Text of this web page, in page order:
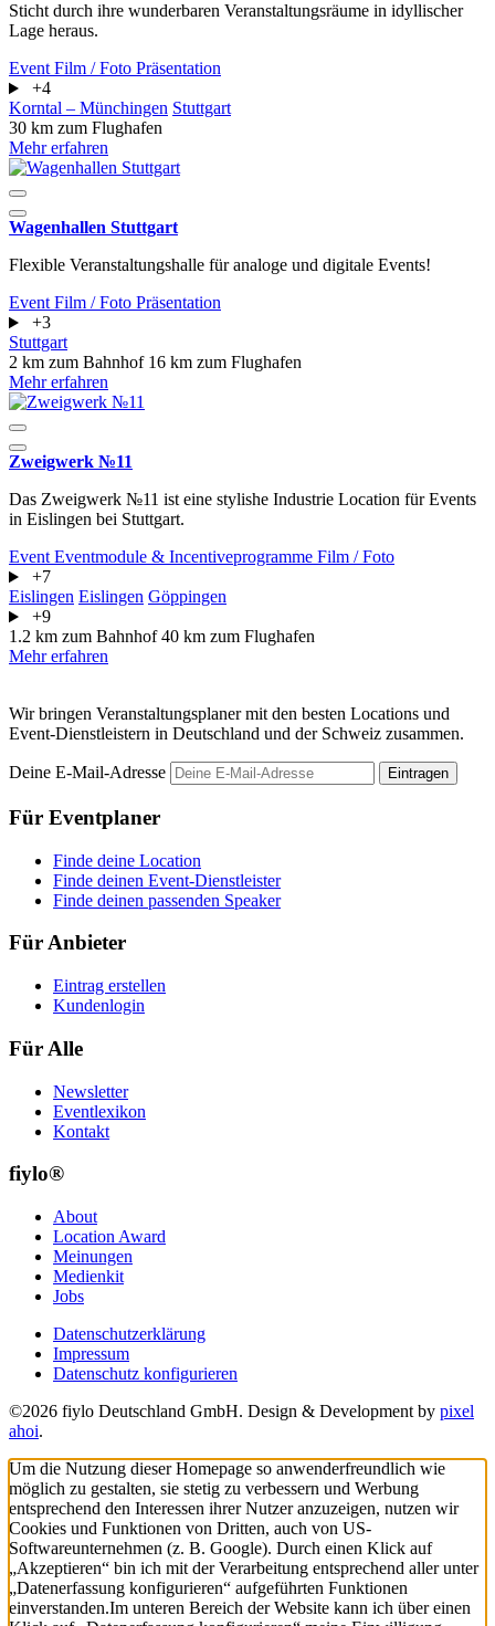
Sticht durch ihre wunderbaren Veranstaltungsräume in idyllischer
Lage heraus.
Event Film / Foto Präsentation
+4
Korntal – Münchingen Stuttgart
30 km zum Flughafen
Mehr erfahren
Wagenhallen Stuttgart
Flexible Veranstaltungshalle für analoge und digitale Events!
Event Film / Foto Präsentation
+3
Stuttgart
2 km zum Bahnhof 16 km zum Flughafen
Mehr erfahren
Zweigwerk №11
Das Zweigwerk №11 ist eine stylishe Industrie Location für Events
in Eislingen bei Stuttgart.
Event Eventmodule & Incentiveprogramme Film / Foto
+7
Eislingen Eislingen Göppingen
+9
1.2 km zum Bahnhof40 km zum Flughafen
Mehr erfahren
Wir bringen Veranstaltungsplaner mit den besten Locations und
Event-Dienstleistern in Deutschland und der Schweiz zusammen.
Deine E-Mail-Adresse Eintragen
Für Eventplaner
Finde deine Location
Finde deinen Event-Dienstleister
Finde deinen passenden Speaker
Für Anbieter
Eintrag erstellen
Kundenlogin
Für Alle
Newsletter
Eventlexikon
Kontakt
fiylo®
About
Location Award
Meinungen
Medienkit
Jobs
Datenschutzerklärung
Impressum
Datenschutz konfigurieren
©2026 fiylo Deutschland GmbH. Design & Development by pixel
ahoi.
Um die Nutzung dieser Homepage so anwenderfreundlich wie
möglich zu gestalten, sie stetig zu verbessern und Werbung
entsprechend den Interessen ihrer Nutzer anzuzeigen, nutzen wir
Cookies und Funktionen von Dritten, auch von US-
Softwareunternehmen (z. B. Google). Durch einen Klick auf
„Akzeptieren“ bin ich mit der Verarbeitung entsprechend aller unter
„Datenerfassung konfigurieren“ aufgeführten Funktionen
einverstanden.Im unteren Bereich der Website kann ich über einen